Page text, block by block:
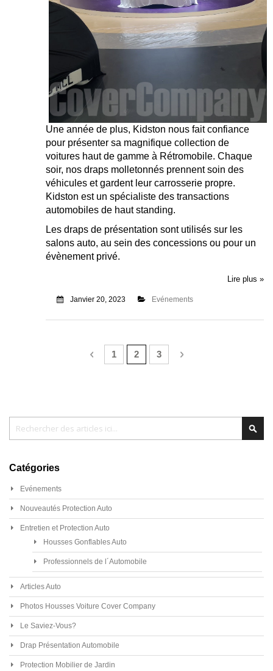
Une année de plus, Kidston nous fait confiance
pour présenter sa magnifique collection de
voitures haut de gamme à Rétromobile. Chaque
soir, nos draps molletonnés prennent soin des
véhicules et gardent leur carrosserie propre.
Kidston est un spécialiste des transactions
automobiles de haut standing.
Les draps de présentation sont utilisés sur les
salons auto, au sein des concessions ou pour un
évènement privé.
Lire plus »
Janvier 20, 2023 Evénements
Page
Précédent
Page
1 Vous lisez actuellement la page
2 Page
3 Page
Suivant
Catégories
Evénements
Nouveautés Protection Auto
Entretien et Protection Auto
Housses Gonflables Auto
Professionnels de l´Automobile
Articles Auto
Photos Housses Voiture Cover Company
Le Saviez-Vous?
Drap Présentation Automobile
Protection Mobilier de Jardin